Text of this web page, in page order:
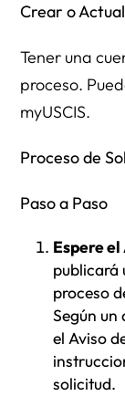
Crear o
Tener una
proceso.
myUSCIS.
Proceso de
Paso a Paso
Espere
publicará
proceso
Según
el Aviso
solicitud.